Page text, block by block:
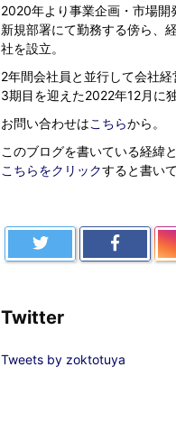
2020年より事業企画・市場開
新規部署にて勤務する傍ら、
社を設立。
2年間会社員と並行して会社
3期目を迎えた2022年12月に独
お問い合わせはこちらから。
このブログを書いている経緯
こちらをクリックすると書い
Twitter
Tweets by zoktotuya